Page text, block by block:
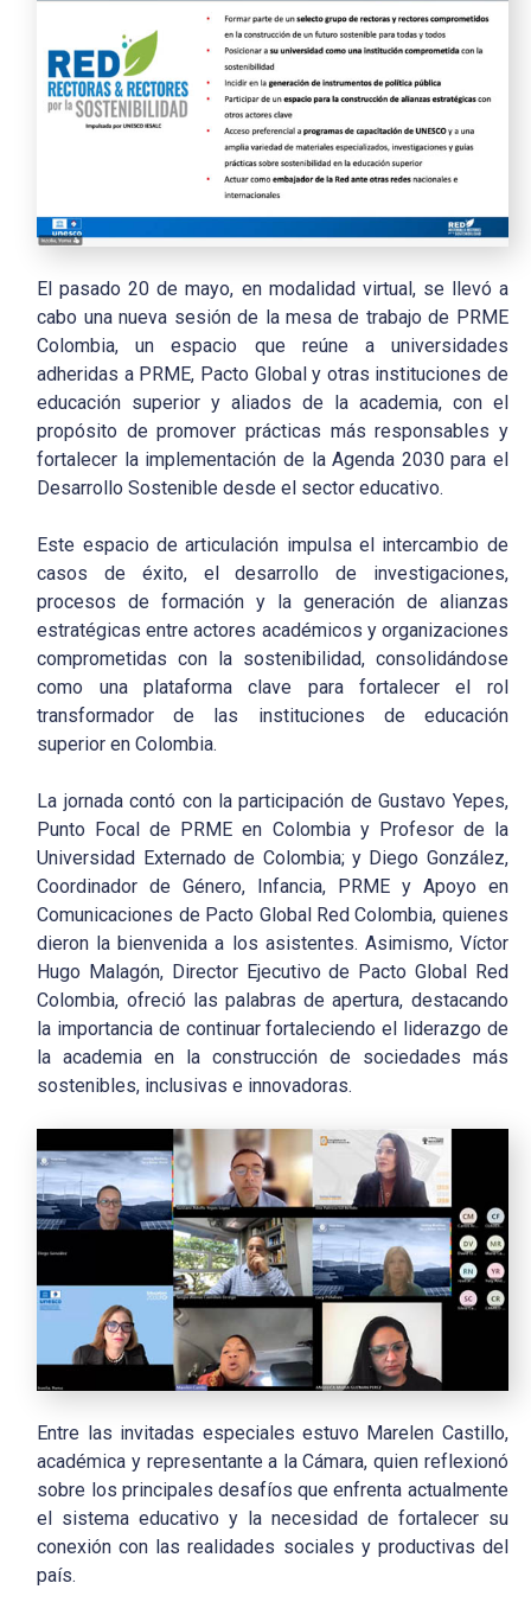
El pasado 20 de mayo, en modalidad virtual, se llevó a
cabo una nueva sesión de la mesa de trabajo de PRME
Colombia, un espacio que reúne a universidades
adheridas a PRME, Pacto Global y otras instituciones de
educación superior y aliados de la academia, con el
propósito de promover prácticas más responsables y
fortalecer la implementación de la Agenda 2030 para el
Desarrollo Sostenible desde el sector educativo.
Este espacio de articulación impulsa el intercambio de
casos de éxito, el desarrollo de investigaciones,
procesos de formación y la generación de alianzas
estratégicas entre actores académicos y organizaciones
comprometidas con la sostenibilidad, consolidándose
como una plataforma clave para fortalecer el rol
transformador de las instituciones de educación
superior en Colombia.
La jornada contó con la participación de Gustavo Yepes,
Punto Focal de PRME en Colombia y Profesor de la
Universidad Externado de Colombia; y Diego González,
Coordinador de Género, Infancia, PRME y Apoyo en
Comunicaciones de Pacto Global Red Colombia, quienes
dieron la bienvenida a los asistentes. Asimismo, Víctor
Hugo Malagón, Director Ejecutivo de Pacto Global Red
Colombia, ofreció las palabras de apertura, destacando
la importancia de continuar fortaleciendo el liderazgo de
la academia en la construcción de sociedades más
sostenibles, inclusivas e innovadoras.
Entre las invitadas especiales estuvo Marelen Castillo,
académica y representante a la Cámara, quien reflexionó
sobre los principales desafíos que enfrenta actualmente
el sistema educativo y la necesidad de fortalecer su
conexión con las realidades sociales y productivas del
país.